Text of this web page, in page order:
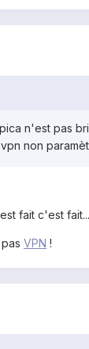
n'est pas
non
fait c'est
VPN !